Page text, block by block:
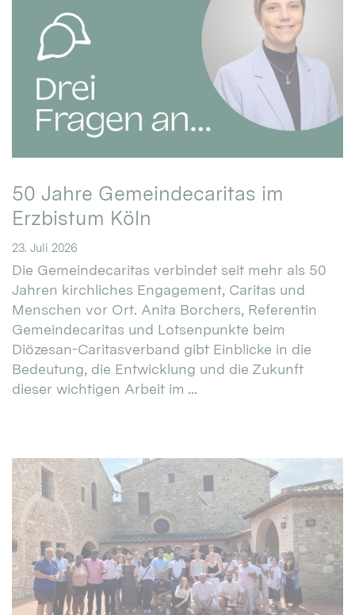
50 Jahre Gemeindecaritas im
Erzbistum Köln
23. Juli 2026
Die Gemeindecaritas verbindet seit mehr als 50
Jahren kirchliches Engagement, Caritas und
Menschen vor Ort. Anita Borchers, Referentin
Gemeindecaritas und Lotsenpunkte beim
Diözesan-Caritasverband gibt Einblicke in die
Bedeutung, die Entwicklung und die Zukunft
dieser wichtigen Arbeit im ...